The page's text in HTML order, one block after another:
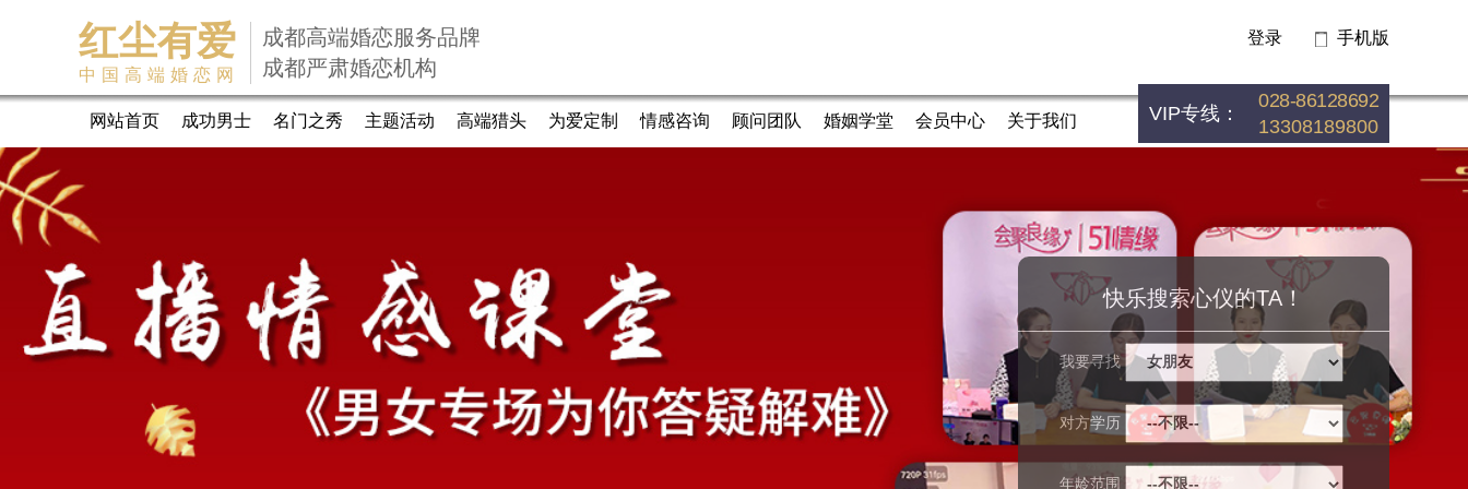
红尘有爱
中国高端婚恋网
成都高端婚恋服务品牌
成都严肃婚恋机构
登录 手机版
网站首页 成功男士 名门之秀 主题活动 高端猎头 为爱定制 情感咨询 顾问团队 婚姻学堂 会员中心 关于我们 VIP专线：
028-86128692
13308189800
快乐搜索心仪的TA！
我要寻找
对方学历
年龄范围